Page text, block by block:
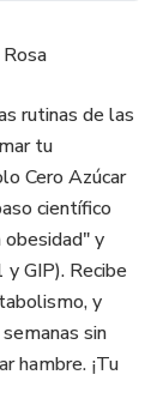
rutinas de las
tu
Cero Azúcar
científico
obesidad" y
GIP). Recibe
y
sin
hambre. ¡Tu